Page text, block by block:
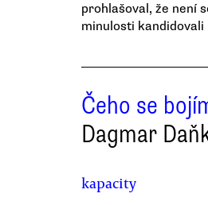
prohlašoval, že není
minulosti kandidovali
Čeho se
Dagmar
kapacity